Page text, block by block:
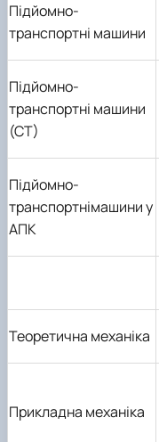
Підйомно-
транспортні машини
Підйомно-
транспортні машини
(СТ)
Підйомно-
транспортнімашини у
АПК
Теоретична механіка
Прикладна механіка